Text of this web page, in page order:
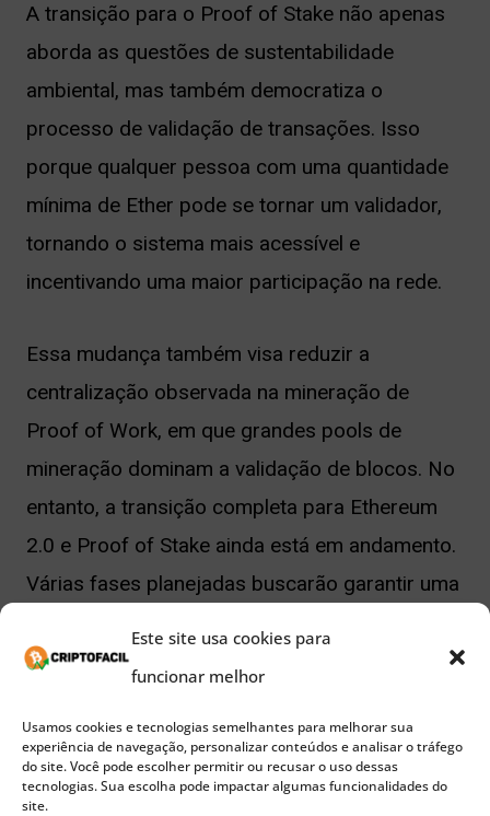
Este site usa cookies para
funcionar melhor
Usamos cookies e tecnologias semelhantes para melhorar sua
experiência de navegação, personalizar conteúdos e analisar o tráfego
do site. Você pode escolher permitir ou recusar o uso dessas
tecnologias. Sua escolha pode impactar algumas funcionalidades do
site.
A transição para o Proof of Stake não apenas
aborda as questões de sustentabilidade
ambiental, mas também democratiza o
processo de validação de transações. Isso
porque qualquer pessoa com uma quantidade
mínima de Ether pode se tornar um validador,
tornando o sistema mais acessível e
incentivando uma maior participação na rede.
Essa mudança também visa reduzir a
centralização observada na mineração de
Proof of Work, em que grandes pools de
mineração dominam a validação de blocos. No
entanto, a transição completa para Ethereum
2.0 e Proof of Stake ainda está em andamento.
Várias fases planejadas buscarão garantir uma
Proof of Work (PoW):
Mineradores competem para resolver
problemas matemáticos;